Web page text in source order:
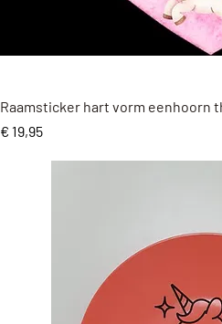
Snel
Raamsticker hart vorm eenhoorn
Prijs
€ 19,95